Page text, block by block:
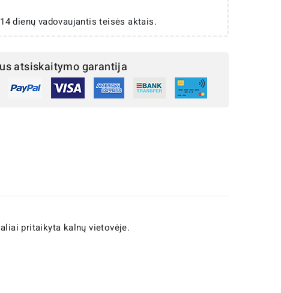
dienų vadovaujantis teisės aktais.
atsiskaitymo garantija
pritaikyta kalnų vietovėje.